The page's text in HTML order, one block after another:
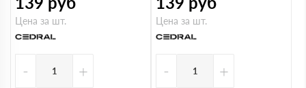
Цена за шт.
- +
Цена за шт.
- +